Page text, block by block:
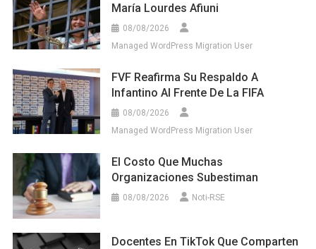
María Lourdes Afiuni
08/08/2026
Managed WordPress Migration User
FVF Reafirma Su Respaldo A
Infantino Al Frente De La FIFA
08/08/2026
Managed WordPress Migration User
El Costo Que Muchas
Organizaciones Subestiman
08/08/2026 Noti-RSE
Docentes En TikTok Que Comparten